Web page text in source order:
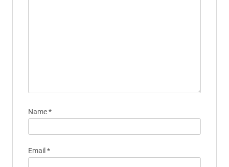
Name*
Email*